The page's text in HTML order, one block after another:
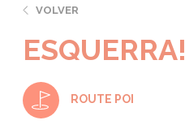
VOLVER
ESQUERRA!
ROUTE POI